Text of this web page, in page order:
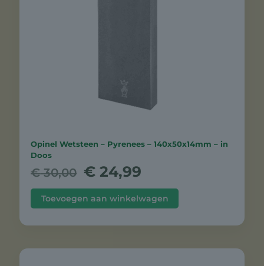
Opinel Wetsteen – Pyrenees – 140x50x14mm – in
Doos
€30,00 Oorspronkelijke
prijs
was:
€ 30,00.
€ 24,99
is:
€ 24,99.
Toevoegen aan winkelwagen